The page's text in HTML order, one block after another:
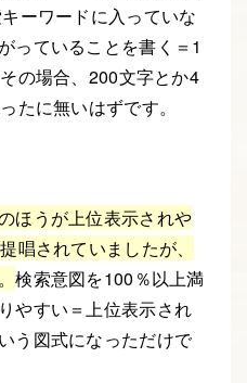
ーワードに入っていな
っていることを書く＝1
の場合、200文字とか4
たに無いはずです。
ほうが上位表示されや
唱されていましたが、
。検索意図を100％以上満
やすい＝上位表示され
う図式になっただけで